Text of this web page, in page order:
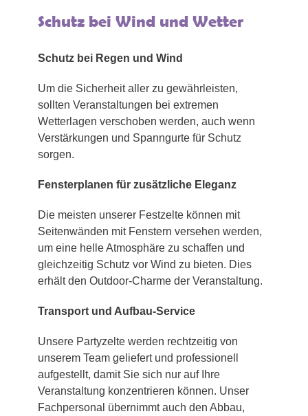
Schutz bei Wind und Wetter
Schutz bei Regen und Wind
Um die Sicherheit aller zu gewährleisten,
sollten Veranstaltungen bei extremen
Wetterlagen verschoben werden, auch wenn
Verstärkungen und Spanngurte für Schutz
sorgen.
Fensterplanen für zusätzliche Eleganz
Die meisten unserer Festzelte können mit
Seitenwänden mit Fenstern versehen werden,
um eine helle Atmosphäre zu schaffen und
gleichzeitig Schutz vor Wind zu bieten. Dies
erhält den Outdoor-Charme der Veranstaltung.
Transport und Aufbau-Service
Unsere Partyzelte werden rechtzeitig von
unserem Team geliefert und professionell
aufgestellt, damit Sie sich nur auf Ihre
Veranstaltung konzentrieren können. Unser
Fachpersonal übernimmt auch den Abbau,